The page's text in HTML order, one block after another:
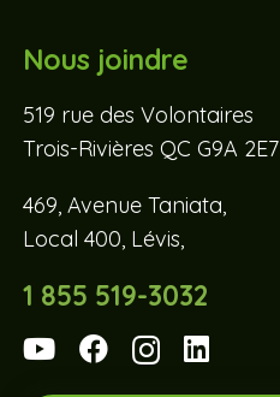
Nous joindre
519 rue des Volontaires
Trois-Rivières QC G9A 2E7
469, Avenue Taniata,
Local 400, Lévis,
1 855 519-3032